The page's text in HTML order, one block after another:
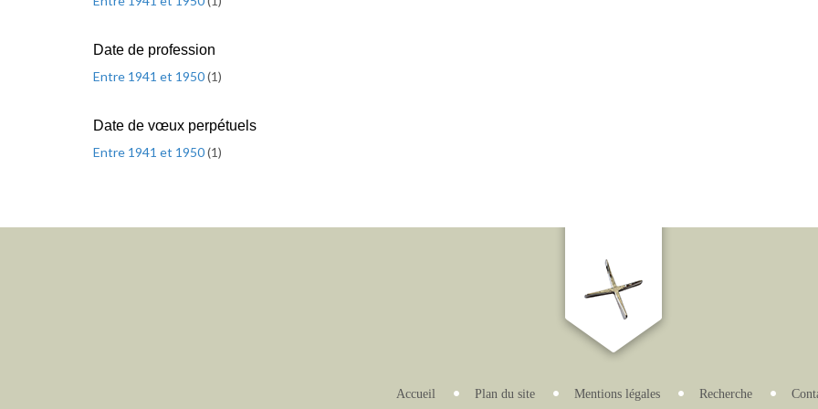
Date de profession
Entre 1941 et 1950(1)
Date de vœux perpétuels
Entre 1941 et 1950(1)
Accueil Plan du site Mentions légales Recherche